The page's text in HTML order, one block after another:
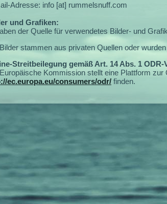
Adresse: info [at] rummelsnuff.com
und Grafiken:
der Quelle für verwendetes Bilder- und
stammen aus privaten Quellen oder
Streitbeilegung gemäß Art. 14 Abs. 1 ODR-
Kommission stellt eine Plattform
ec.europa.eu/consumers/odr/ finden.